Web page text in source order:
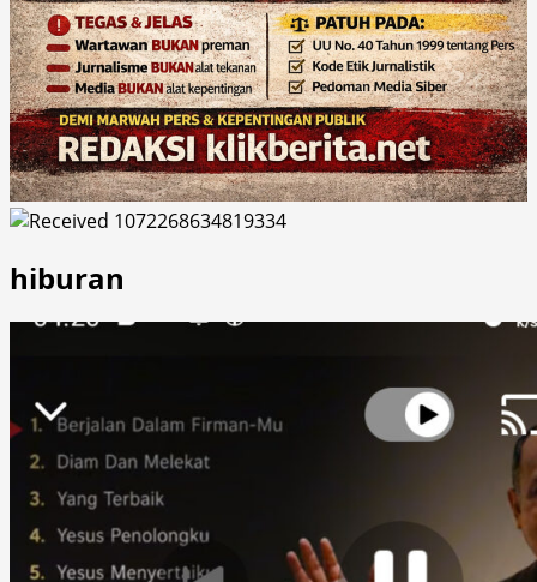
hiburan